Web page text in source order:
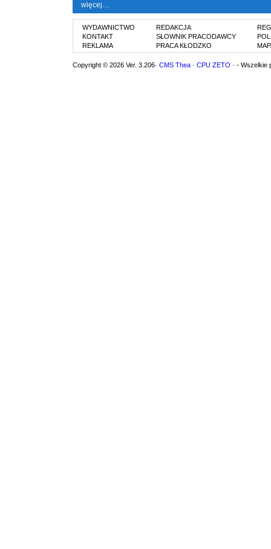
więcej…
WYDAWNICTWO
KONTAKT
REKLAMA
REDAKCJA
SŁOWNIK PRACODAWCY
PRACA KŁODZKO
Copyright © 2026 Ver. 3.206· CMS Thea · CPU ZETO · - Wszelkie